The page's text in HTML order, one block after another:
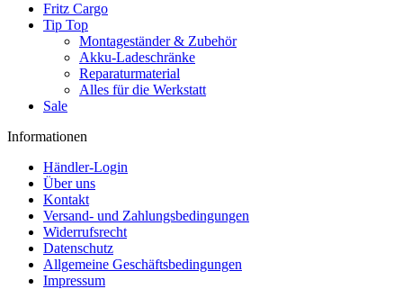
Fritz Cargo
Tip Top
Montageständer & Zubehör
Akku-Ladeschränke
Reparaturmaterial
Alles für die Werkstatt
Sale
Informationen
Händler-Login
Über uns
Kontakt
Versand- und Zahlungsbedingungen
Widerrufsrecht
Datenschutz
Allgemeine Geschäftsbedingungen
Impressum